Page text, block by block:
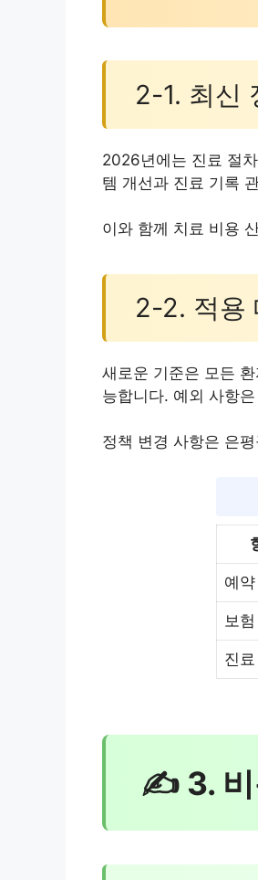
2-1. 최신
2026년에는 진료 절
템 개선과 진료 기록
이와 함께 치료 비용
2-2. 적용
새로운 기준은 모든
능합니다. 예외 사항
정책 변경 사항은 은
예
보
진
✍ 3. 비